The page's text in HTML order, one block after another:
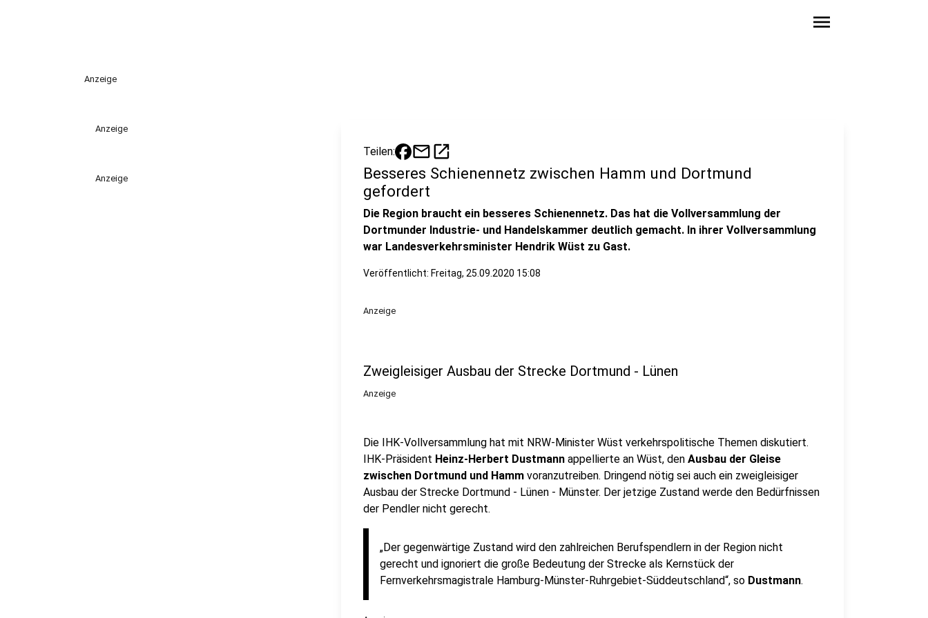
menu
Anzeige
Anzeige
Anzeige
Teilen: mailopen_in_new
Besseres Schienennetz zwischen Hamm und Dortmund
gefordert
Die Region braucht ein besseres Schienennetz. Das hat die Vollversammlung der
Dortmunder Industrie- und Handelskammer deutlich gemacht. In ihrer Vollversammlung
war Landesverkehrsminister Hendrik Wüst zu Gast.
Veröffentlicht: Freitag, 25.09.2020 15:08
Anzeige
Zweigleisiger Ausbau der Strecke Dortmund - Lünen
Anzeige
Die IHK-Vollversammlung hat mit NRW-Minister Wüst verkehrspolitische Themen diskutiert.
IHK-Präsident Heinz-Herbert Dustmann appellierte an Wüst, den Ausbau der Gleise
zwischen Dortmund und Hamm voranzutreiben. Dringend nötig sei auch ein zweigleisiger
Ausbau der Strecke Dortmund - Lünen - Münster. Der jetzige Zustand werde den Bedürfnissen
der Pendler nicht gerecht.
„Der gegenwärtige Zustand wird den zahlreichen Berufspendlern in der Region nicht
gerecht und ignoriert die große Bedeutung der Strecke als Kernstück der
Fernverkehrsmagistrale Hamburg-Münster-Ruhrgebiet-Süddeutschland“, so Dustmann.